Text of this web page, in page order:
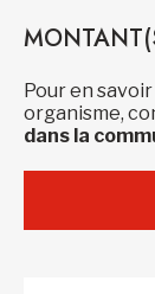
Pour en
organisme,
dans la